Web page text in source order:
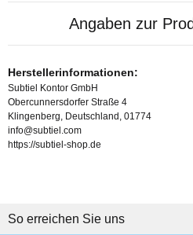
Angaben zur
Herstellerinformationen:
Subtiel Kontor GmbH
Obercunnersdorfer Straße 4
Klingenberg, Deutschland, 01774
info@subtiel.com
https://subtiel-shop.de
So erreichen Sie uns